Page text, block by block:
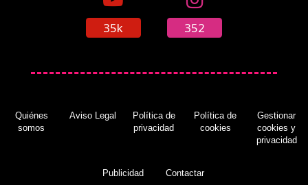
35k 352
Quiénes
somos
Aviso Legal
Política de
privacidad
Política de
cookies
Gestionar
cookies y
privacidad
Publicidad Contactar